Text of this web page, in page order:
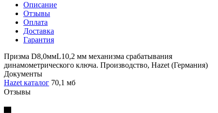
Описание
Отзывы
Оплата
Доставка
Гарантия
Призма D8,0ммL10,2 мм механизма срабатывания
динамометрического ключа. Производство, Hazet (Германия)
Документы
Hazet каталог 70,1 мб
Отзывы